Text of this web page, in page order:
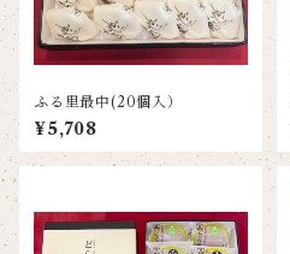
ふる里最中(20個入）
¥5,708